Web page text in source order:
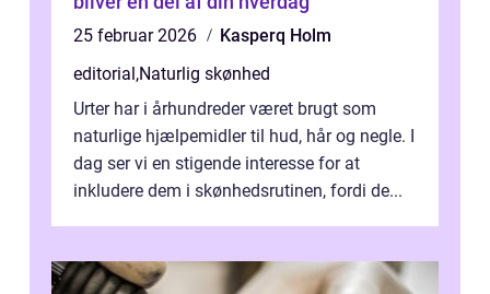
25 februar 2026
Kasperq Holm
editorial,Naturlig skønhed
Urter har i århundreder været brugt som
naturlige hjælpemidler til hud, hår og negle. I
dag ser vi en stigende interesse for at
inkludere dem i skønhedsrutinen, fordi de...